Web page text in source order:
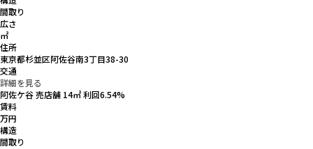
間取り
広さ
㎡
住所
東京都杉並区阿佐谷南3丁目38-30
交通
詳細を見る
阿佐ケ谷 売店舗 14㎡ 利回6.54%
賃料
万円
構造
間取り